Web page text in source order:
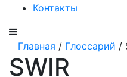
Контакты
Главная / Глоссарий /
SWIR